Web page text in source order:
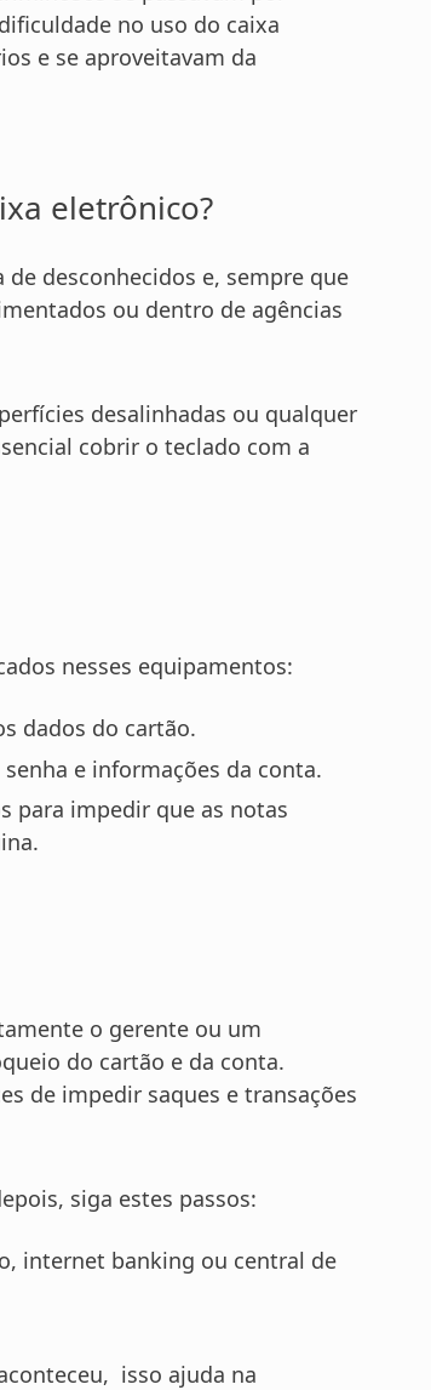
no uso do caixa
e se aproveitavam da
eletrônico?
desconhecidos e, sempre que
ou dentro de agências
desalinhadas ou qualquer
cobrir o teclado com a
nesses equipamentos:
dados do cartão.
e informações da conta.
para impedir que as notas
o gerente ou um
do cartão e da conta.
de impedir saques e transações
siga estes passos:
internet banking ou central de
isso ajuda na